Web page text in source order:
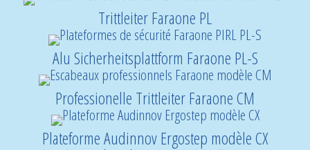
Trittleiter Faraone PL
Alu Sicherheitsplattform Faraone PL-S
Professionelle Trittleiter Faraone CM
Plateforme Audinnov Ergostep modèle CX